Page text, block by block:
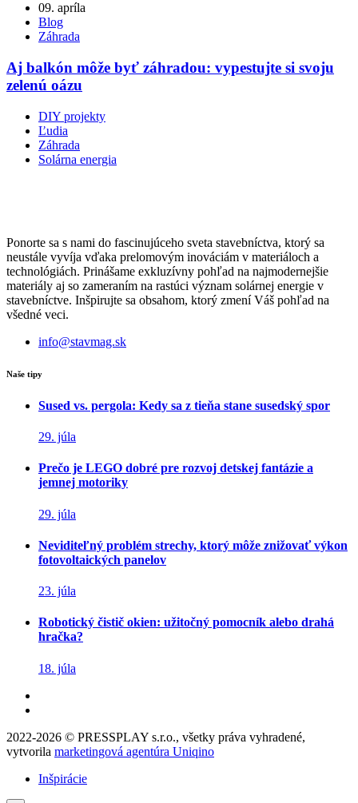
09. apríla
Blog
Záhrada
Aj balkón môže byť záhradou: vypestujte si svoju
zelenú oázu
DIY projekty
Ľudia
Záhrada
Solárna energia
Ponorte sa s nami do fascinujúceho sveta stavebníctva, ktorý sa
neustále vyvíja vďaka prelomovým inováciám v materiáloch a
technológiách. Prinášame exkluzívny pohľad na najmodernejšie
materiály aj so zameraním na rastúci význam solárnej energie v
stavebníctve. Inšpirujte sa obsahom, ktorý zmení Váš pohľad na
všedné veci.
info@stavmag.sk
Naše tipy
Sused vs. pergola: Kedy sa z tieňa stane susedský spor
29. júla
Prečo je LEGO dobré pre rozvoj detskej fantázie a
jemnej motoriky
29. júla
Neviditeľný problém strechy, ktorý môže znižovať výkon
fotovoltaických panelov
23. júla
Robotický čistič okien: užitočný pomocník alebo drahá
hračka?
18. júla
2022-2026 © PRESSPLAY s.r.o., všetky práva vyhradené,
vytvorila marketingová agentúra Uniqino
Inšpirácie